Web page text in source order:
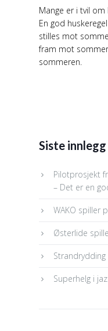
Mange er i tvil om
En god
stilles mot
fram mot
sommeren.
Siste innlegg
Pilotprosjekt
– Det er en
WAKO spiller
Østerlide
Superhelg i